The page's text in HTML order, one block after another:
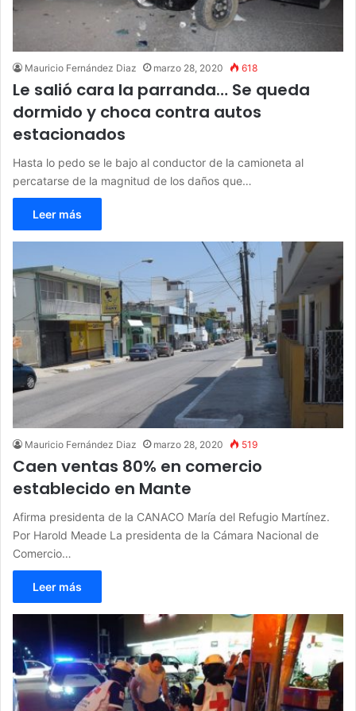
Mauricio Fernández Diaz marzo 28, 2020 618
Le salió cara la parranda… Se queda
dormido y choca contra autos
estacionados
Hasta lo pedo se le bajo al conductor de la camioneta al
percatarse de la magnitud de los daños que…
Leer más
Mauricio Fernández Diaz marzo 28, 2020 519
Caen ventas 80% en comercio
establecido en Mante
Afirma presidenta de la CANACO María del Refugio Martínez.
Por Harold Meade La presidenta de la Cámara Nacional de
Comercio…
Leer más